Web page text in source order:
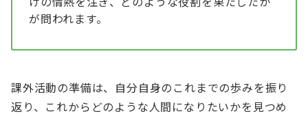
が問われます。
課外活動の準備は、自分自身のこれまでの歩みを振り
返り、これからどのような人間になりたいかを見つめ